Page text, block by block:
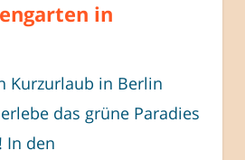
in
Kurzurlaub in Berlin
das grüne Paradies
In den